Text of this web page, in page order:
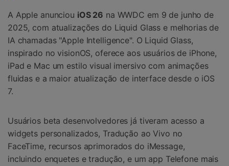
A Apple anunciou iOS 26 na WWDC em 9 de junho de
2025, com atualizações do Liquid Glass e melhorias de
IA chamadas "Apple Intelligence". O Liquid Glass,
inspirado no visionOS, oferece aos usuários de iPhone,
iPad e Mac um estilo visual imersivo com animações
fluidas e a maior atualização de interface desde o iOS
7.
Usuários beta desenvolvedores já tiveram acesso a
widgets personalizados, Tradução ao Vivo no
FaceTime, recursos aprimorados do iMessage,
incluindo enquetes e tradução, e um app Telefone mais